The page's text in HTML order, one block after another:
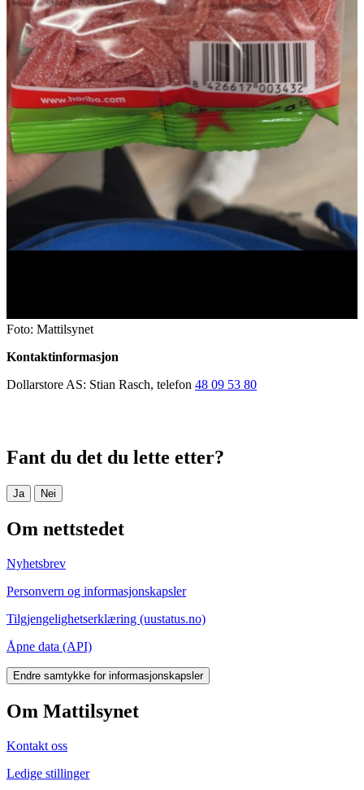
Foto: Mattilsynet
Kontaktinformasjon
Dollarstore AS: Stian Rasch, telefon 48 09 53 80
Fant du det du lette etter?
Ja Nei
Om nettstedet
Nyhetsbrev
Personvern og informasjonskapsler
Tilgjengelighetserklæring (uustatus.no)
Åpne data (API)
Endre samtykke for informasjonskapsler
Om Mattilsynet
Kontakt oss
Ledige stillinger